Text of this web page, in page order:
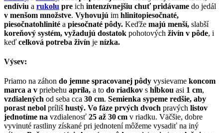
endíviu a rukolu pre ich intenzívnejšiu chuť pridávame do jedál
v menšom množstve. Vyhovujú im hlinitopiesočnaté,
piesočnatohlinité a piesočnaté pôdy. Keďže majú menší, slabší
koreňový systém, vyžadujú dostatok pohotových živín v pôde, i
keď celková potreba živín je nízka.
Výsev:
Priamo na záhon do jemne spracovanej pôdy vysievame koncom
marca a v priebehu apríla, a to do riadkov s hĺbkou asi 1 cm,
vzdialených od seba cca 30 cm. Semienka sypeme redšie, aby
porast nebol príliš hustý. Vo fáze prvých dvoch pravých listov
jednotíme na vzdialenosť 25 až 30 cm v riadku. Väčšie, dobre
vyvinuté rastliny získané pri jednotení môžeme vysadiť na iný